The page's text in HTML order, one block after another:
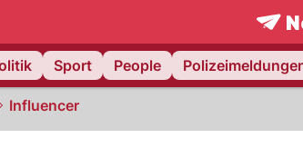
Sport People
Influencer